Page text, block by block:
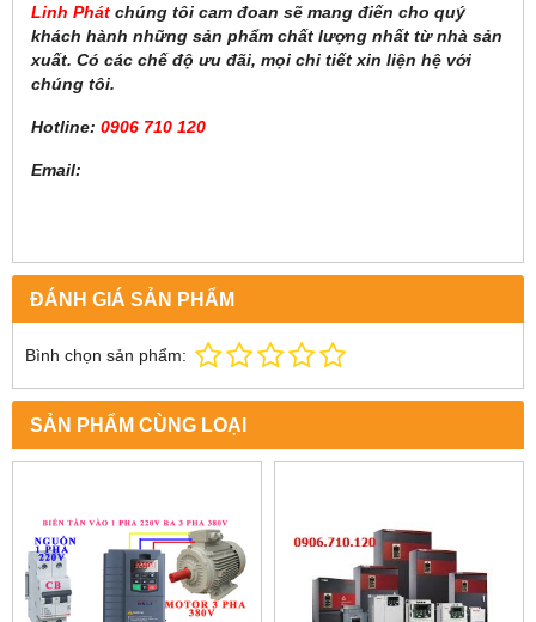
Linh Phát chúng tôi cam đoan sẽ mang điến cho quý
khách hành những sản phẩm chất lượng nhất từ nhà sản
xuất. Có các chế độ ưu đãi, mọi chi tiết xin liện hệ với
chúng tôi.
Hotline: 0906 710 120
Email:
ĐÁNH GIÁ SẢN PHẨM
Bình chọn sản phẩm:
SẢN PHẨM CÙNG LOẠI